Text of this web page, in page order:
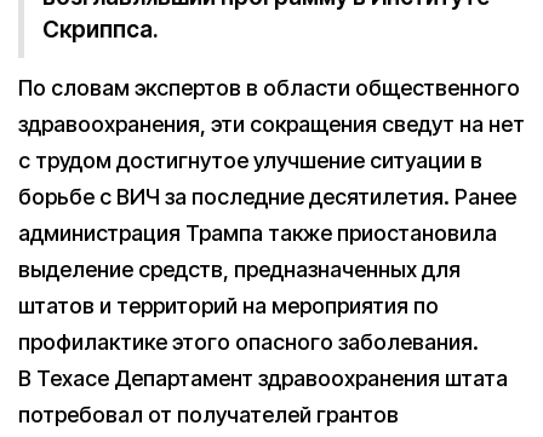
Скриппса.
По словам экспертов в области общественного
здравоохранения, эти сокращения сведут на нет
с трудом достигнутое улучшение ситуации в
борьбе с ВИЧ за последние десятилетия. Ранее
администрация Трампа также приостановила
выделение средств, предназначенных для
штатов и территорий на мероприятия по
профилактике этого опасного заболевания.
В Техасе Департамент здравоохранения штата
потребовал от получателей грантов